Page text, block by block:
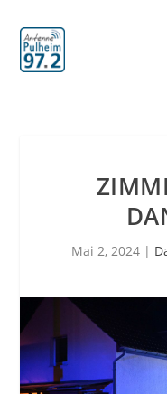
Mai 2, 2024 |